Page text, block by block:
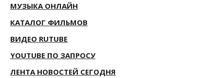
МУЗЫКА ОНЛАЙН
КАТАЛОГ ФИЛЬМОВ
ВИДЕО RUTUBE
YOUTUBE ПО ЗАПРОСУ
ЛЕНТА НОВОСТЕЙ СЕГОДНЯ